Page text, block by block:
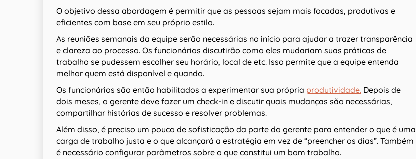
O objetivo dessa abordagem é permitir que as pessoas sejam mais focadas, produtivas e
eficientes com base em seu próprio estilo.
As reuniões semanais da equipe serão necessárias no início para ajudar a trazer transparência
e clareza ao processo. Os funcionários discutirão como eles mudariam suas práticas de
trabalho se pudessem escolher seu horário, local de etc. Isso permite que a equipe entenda
melhor quem está disponível e quando.
Os funcionários são então habilitados a experimentar sua própria produtividade. Depois de
dois meses, o gerente deve fazer um check-in e discutir quais mudanças são necessárias,
compartilhar histórias de sucesso e resolver problemas.
Além disso, é preciso um pouco de sofisticação da parte do gerente para entender o que é uma
carga de trabalho justa e o que alcançará a estratégia em vez de “preencher os dias”. Também
é necessário configurar parâmetros sobre o que constitui um bom trabalho.